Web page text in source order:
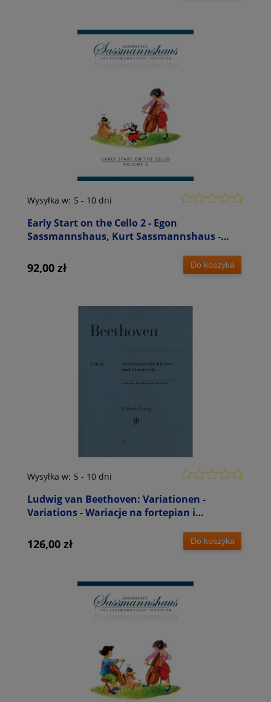
Early Start on the Cello 2 - Egon
Sassmannshaus, Kurt Sassmannshaus -
Wysyłka w: 5 - 10 dni
92,00 zł Do koszyka
Ludwig van Beethoven: Variationen -
Variations - Wariacje na fortepian i
Wysyłka w: 5 - 10 dni
126,00 zł Do koszyka